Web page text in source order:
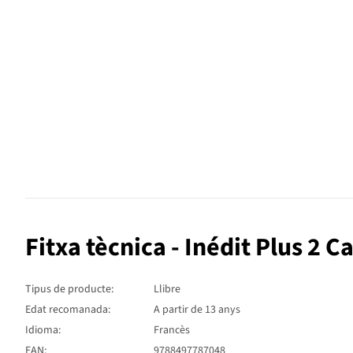
Fitxa tècnica - Inédit Plus 2
Tipus de producte:
Llibre
Edat recomanada:
A partir de 13 anys
Idioma:
Francès